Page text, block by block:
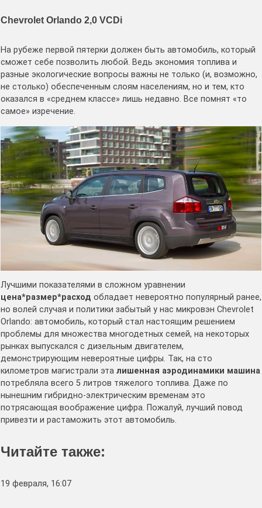
Chevrolet Orlando 2,0 VCDi
На рубеже первой пятерки должен быть автомобиль, который
сможет себе позволить любой. Ведь экономия топлива и
разные экологические вопросы важны не только (и, возможно,
не столько) обеспеченным слоям населениям, но и тем, кто
оказался в «среднем классе» лишь недавно. Все помнят «то
самое» изречение.
Лучшими показателями в сложном уравнении
цена*размер*расход обладает невероятно популярный ранее,
но волей случая и политики забытый у нас микровэн Chevrolet
Orlando: автомобиль, который стал настоящим решением
проблемы для множества многодетных семей, на некоторых
рынках выпускался с дизельным двигателем,
демонстрирующим невероятные цифры. Так, на сто
километров магистрали эта лишенная аэродинамики машина
потребляла всего 5 литров тяжелого топлива. Даже по
нынешним гибридно-электрическим временам это
потрясающая воображение цифра. Пожалуй, лучший повод
привезти и растаможить этот автомобиль.
Читайте также:
19 февраля, 16:07